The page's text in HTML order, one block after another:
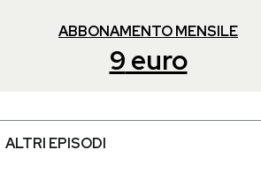
ABBONAMENTO MENSILE
9 euro
ALTRI EPISODI